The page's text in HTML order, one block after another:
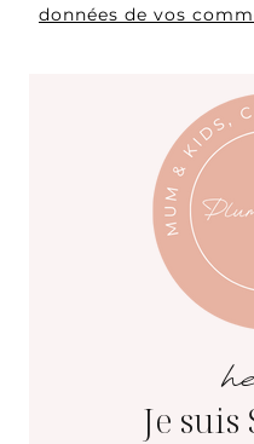
données de vos
Je